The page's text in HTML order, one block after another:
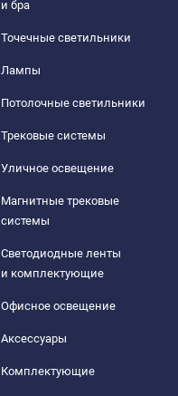
и бра
Точечные светильники
Лампы
Потолочные светильники
Трековые системы
Уличное освещение
Магнитные трековые
системы
Светодиодные ленты
и комплектующие
Офисное освещение
Аксессуары
Комплектующие